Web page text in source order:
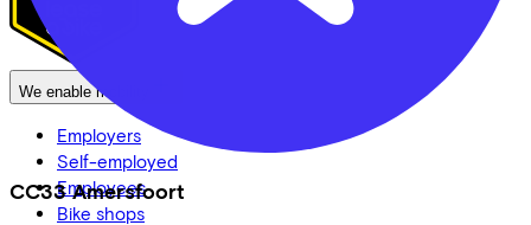
CC33 Amersfoort
We enable mobility
Employers
Self-employed
Employees
Bike shops